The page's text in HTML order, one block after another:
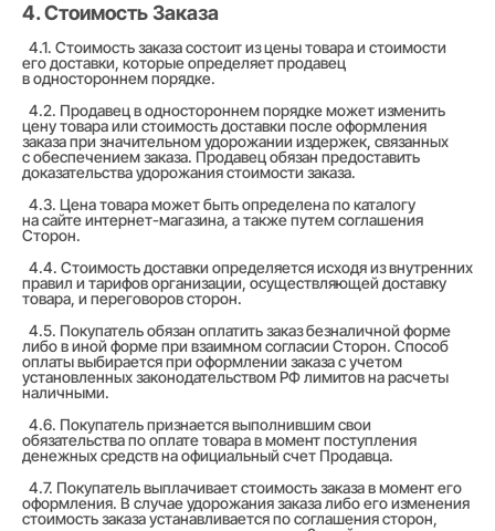
4. Стоимость Заказа
4.1. Стоимость заказа состоит из цены товара и стоимости
его доставки, которые определяет продавец
в одностороннем порядке.
4.2. Продавец в одностороннем порядке может изменить
цену товара или стоимость доставки после оформления
заказа при значительном удорожании издержек, связанных
с обеспечением заказа. Продавец обязан предоставить
доказательства удорожания стоимости заказа.
4.3. Цена товара может быть определена по каталогу
на сайте интернет-магазина, а также путем соглашения
Сторон.
4.4. Стоимость доставки определяется исходя из внутренних
правил и тарифов организации, осуществляющей доставку
товара, и переговоров сторон.
4.5. Покупатель обязан оплатить заказ безналичной форме
либо в иной форме при взаимном согласии Сторон. Способ
оплаты выбирается при оформлении заказа с учетом
установленных законодательством РФ лимитов на расчеты
наличными.
4.6. Покупатель признается выполнившим свои
обязательства по оплате товара в момент поступления
денежных средств на официальный счет Продавца.
4.7. Покупатель выплачивает стоимость заказа в момент его
оформления. В случае удорожания заказа либо его изменения
стоимость заказа устанавливается по соглашения сторон,